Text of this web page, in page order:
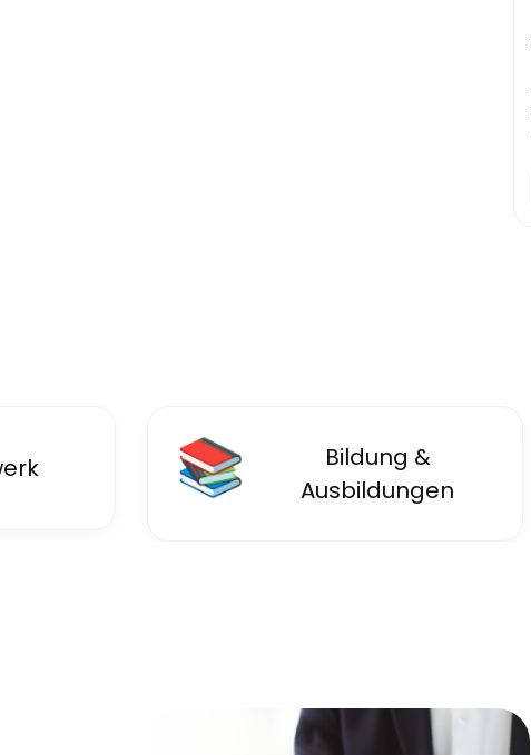
📚
Bildung &
Ausbildungen